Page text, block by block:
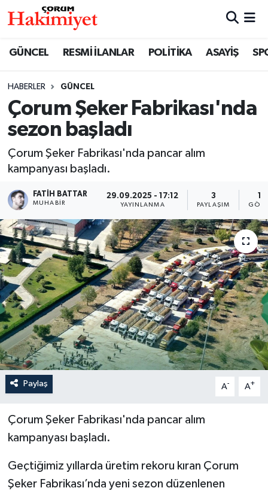
GÜNCEL RESMİ İLANLAR POLİTİKA ASAYİŞ
HABERLER GÜNCEL
Çorum Şeker Fabrikası'nda
sezon başladı
Çorum Şeker Fabrikası'nda pancar alım
kampanyası başladı.
FATIH BATTAR
MUHABIR
29.09.2025 - 17:12
YAYINLANMA
3
PAYLAŞIM
Paylaş A- A+
Çorum Şeker Fabrikası'nda pancar alım
kampanyası başladı.
Geçtiğimiz yıllarda üretim rekoru kıran Çorum
Şeker Fabrikası’nda yeni sezon düzenlenen
SAĞLIK
ASAYİŞ
EKONOMİ
GÜNCEL
AKTÜEL
EĞİTİM
İLÇELER
OTOPARK
TEKNOLOJİ
Nöbetçi Eczaneler
Çorum Namaz Vakitleri
Trafik Durumu
Süper Lig Puan Durumu ve Fikstür
Tüm Manşetler
Son Dakika Haberleri
Haber Arşivi